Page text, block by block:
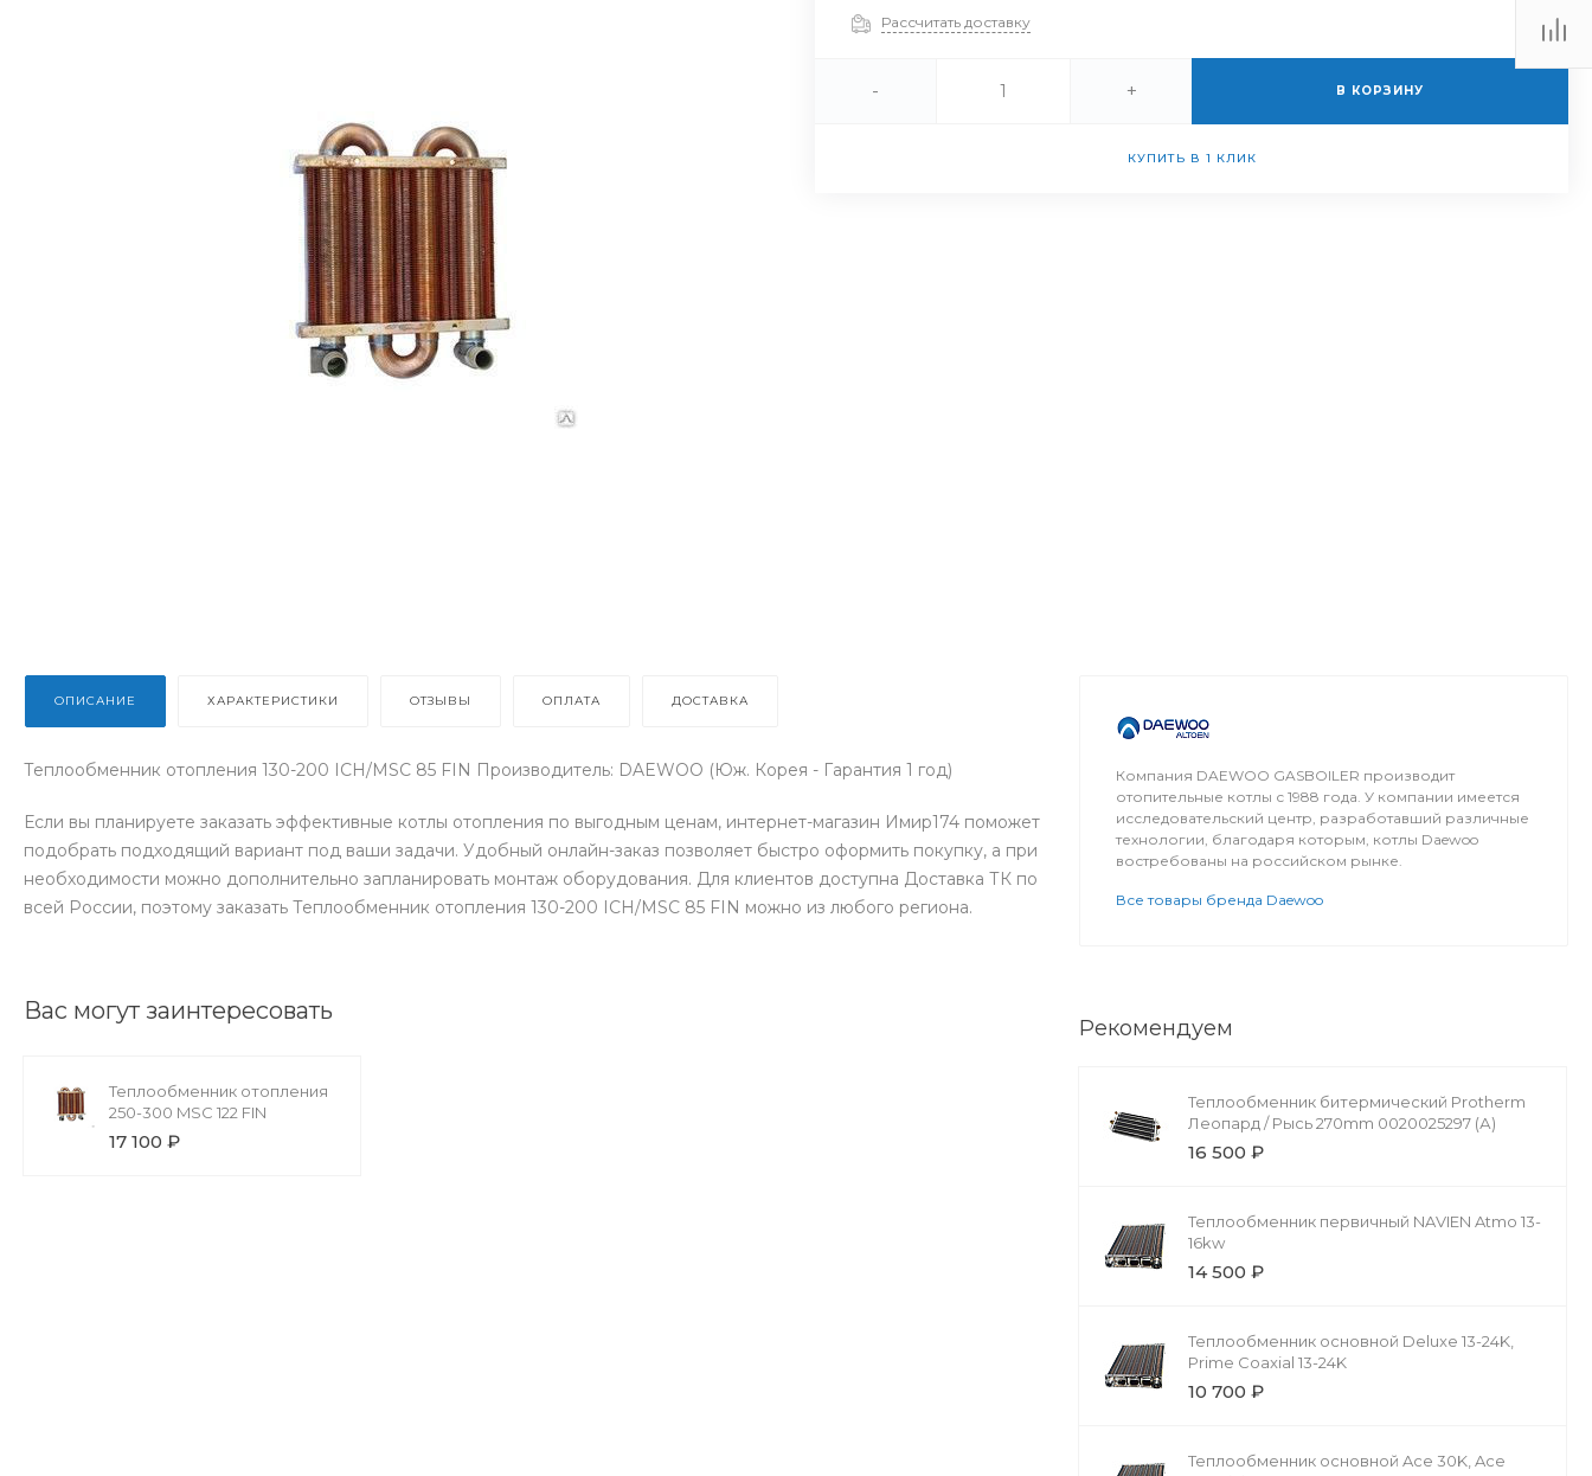
Рассчитать доставку
- + В КОРЗИНУ
КУПИТЬ В 1 КЛИК
ОПИСАНИЕ ХАРАКТЕРИСТИКИ ОТЗЫВЫ ОПЛАТА ДОСТАВКА
Теплообменник отопления 130-200 ICH/MSC 85 FIN Производитель: DAEWOO (Юж. Корея - Гарантия 1 год)
Если вы планируете заказать эффективные котлы отопления по выгодным ценам, интернет-магазин Имир174 поможет
подобрать подходящий вариант под ваши задачи. Удобный онлайн-заказ позволяет быстро оформить покупку, а при
необходимости можно дополнительно запланировать монтаж оборудования. Для клиентов доступна Доставка ТК по
всей России, поэтому заказать Теплообменник отопления 130-200 ICH/MSC 85 FIN можно из любого региона.
Вас могут заинтересовать
Теплообменник отопления
250-300 MSC 122 FIN
17 100 ₽
Компания DAEWOO GASBOILER производит
отопительные котлы с 1988 года. У компании имеется
исследовательский центр, разработавший различные
технологии, благодаря которым, котлы Daewoo
востребованы на российском рынке.
Все товары бренда Daewoo
Рекомендуем
Теплообменник битермический Protherm
Леопард / Рысь 270mm 0020025297 (А)
16 500 ₽
Теплообменник первичный NAVIEN Atmo 13-
16kw
14 500 ₽
Теплообменник основной Deluxe 13-24K,
Prime Coaxial 13-24K
10 700 ₽
Теплообменник основной Ace 30K, Ace